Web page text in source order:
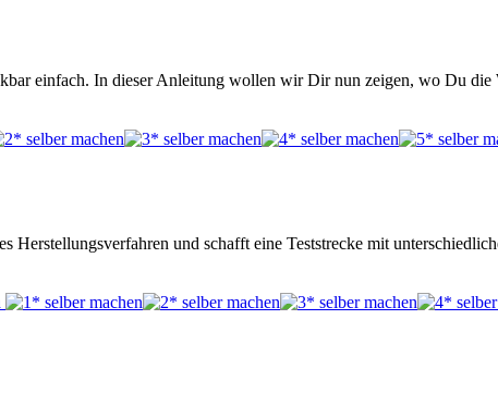
einfach. In dieser Anleitung wollen wir Dir nun zeigen, wo Du die
Herstellungsverfahren und schafft eine Teststrecke mit